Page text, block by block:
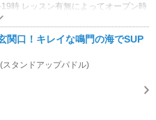
時 レッスン有無によってオープン時
ンは基本、午前８、もしくは９時集
関口！キレイな鳴門の海でSUP
スタンドアップパドル)